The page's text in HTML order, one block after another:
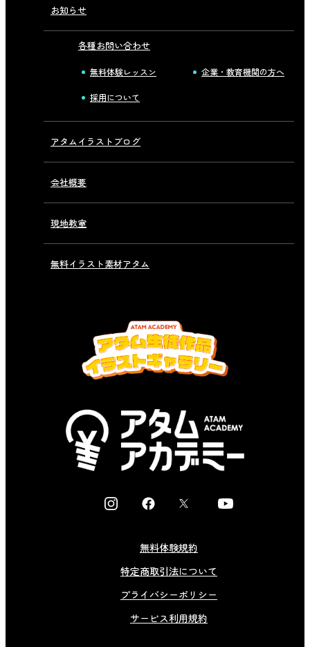
お知らせ
各種お問い合わせ
無料体験レッスン 企業・教育機関の方へ
採用について
アタムイラストブログ
会社概要
現地教室
無料イラスト素材アタム
I
a
g
F
e
b
o
k
X
Y
無料体験規約
特定商取引法について
プライバシーポリシー
サービス利用規約